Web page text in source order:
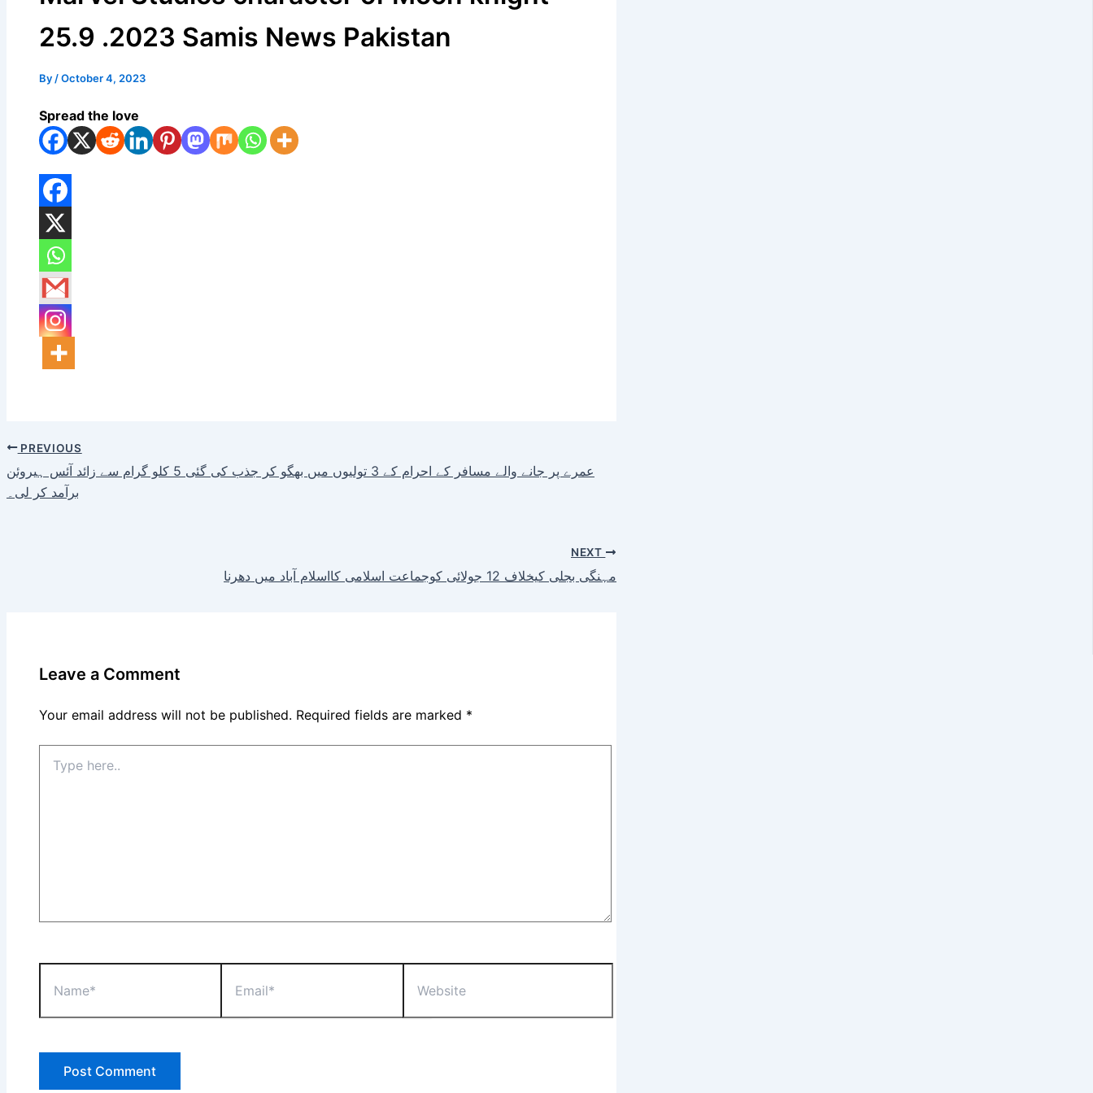
25.9 .2023 Samis News Pakistan
By /October 4, 2023
Spread the love
PREVIOUS
عمرے پر جانے والے مسافر کے احرام کے 3 تولیوں میں بھگو کر جذب کی گئی 5 کلو گرام سے زائد آئس ہیروئن
برآمد کر لی۔
NEXT
مہنگی بجلی کیخلاف 12 جولائی کوجماعت اسلامی کااسلام آباد میں دھرنا
Leave a Comment
Your email address will not be published. Required fields are marked *
here..